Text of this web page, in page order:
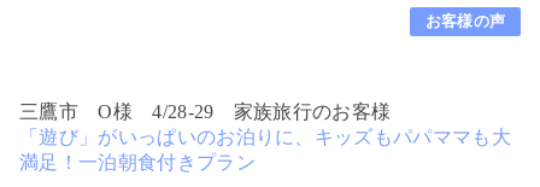
お客様の声
三鷹市 O様 4/28-29 家族旅行のお客様
「遊び」がいっぱいのお泊りに、キッズもパパママも大
満足！一泊朝食付きプラン